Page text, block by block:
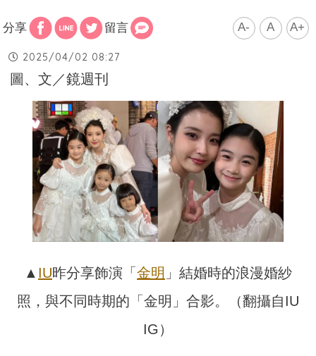
分享 留言 A- A A+
2025/04/02 08:27
圖、文／鏡週刊
▲ IU昨分享飾演「 金明 」結婚時的浪漫婚紗
照，與不同時期的「金明」合影。（翻攝自IU
IG）